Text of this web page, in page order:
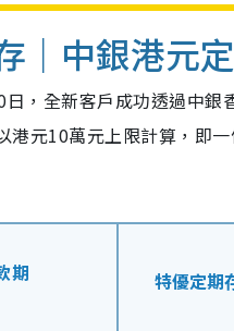
｜中銀港元
日，全新客戶成功透過中
港元10萬元上限計算，即
期 特優定期